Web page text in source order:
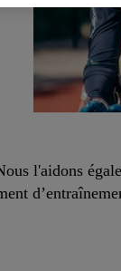
l'aidons